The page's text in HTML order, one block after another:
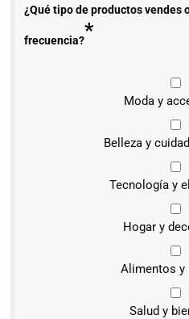
¿Qué tipo de productos vendes
frecuencia?*
Moda y
Belleza y
Tecnología y
Hogar y
Alimentos y
Salud y